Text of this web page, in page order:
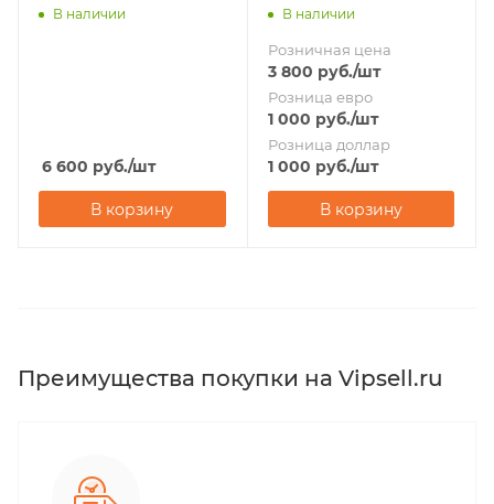
В наличии
6 600 руб./шт
В корзину
В наличии
Розничная цена
3 800 руб./шт
Розница евро
1 000 руб./шт
Розница доллар
1 000 руб./шт
В корзину
Преимущества покупки на Vipsell.ru